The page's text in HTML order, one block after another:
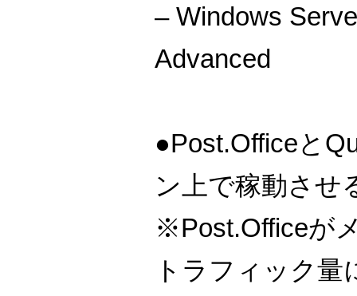
– Windows
Advanced
●Post.Officeと
ン上で稼動させ
※Post.Officeが
トラフィック